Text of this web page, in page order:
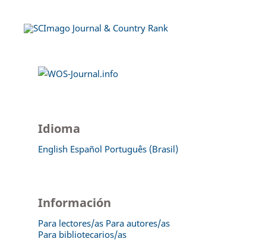
Idioma
English Español Português (Brasil)
Información
Para lectores/as Para autores/as
Para bibliotecarios/as